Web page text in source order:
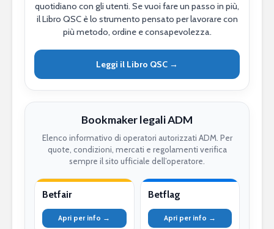
quotidiano con gli utenti. Se vuoi fare un passo in più,
il Libro QSC è lo strumento pensato per lavorare con
più metodo, ordine e consapevolezza.
Leggi il Libro QSC →
Bookmaker legali ADM
Elenco informativo di operatori autorizzati ADM. Per
quote, condizioni, mercati e regolamenti verifica
sempre il sito ufficiale dell’operatore.
Betfair
Apri per info →
Betflag
Apri per info →